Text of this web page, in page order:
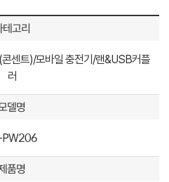
테고리
센트)/모바일 충전기/랜&USB커플
러
델명
PW206
품명